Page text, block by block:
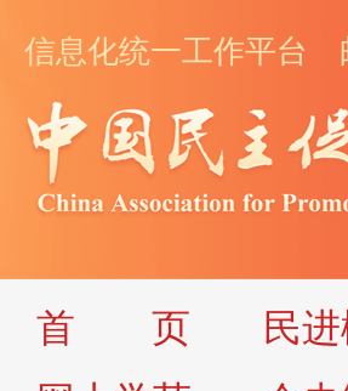
信息化统一工作平台
首 页 民